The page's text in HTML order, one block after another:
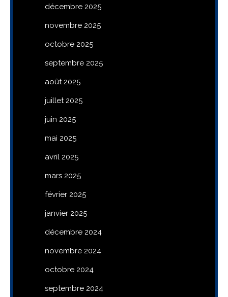
décembre 2025
novembre 2025
octobre 2025
septembre 2025
août 2025
juillet 2025
juin 2025
mai 2025
avril 2025
mars 2025
février 2025
janvier 2025
décembre 2024
novembre 2024
octobre 2024
septembre 2024